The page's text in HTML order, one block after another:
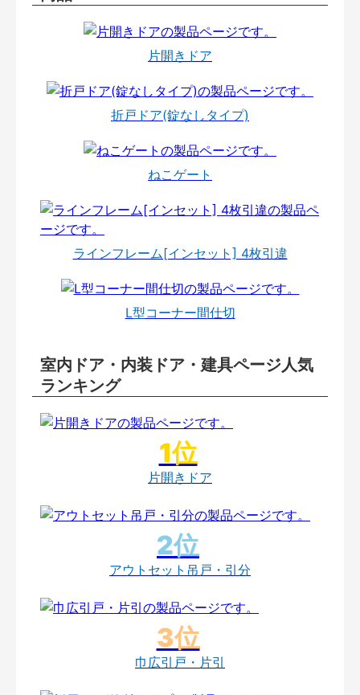
片開きドア
折戸ドア(錠なしタイプ)
ねこゲート
ラインフレーム[インセット] 4枚引違
L型コーナー間仕切
室内ドア・内装ドア・建具ページ人気
ランキング
片開きドア
アウトセット吊戸・引分
巾広引戸・片引